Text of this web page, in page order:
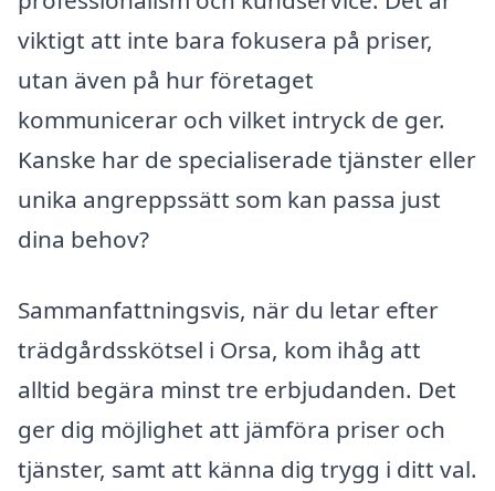
viktigt att inte bara fokusera på priser,
utan även på hur företaget
kommunicerar och vilket intryck de ger.
Kanske har de specialiserade tjänster eller
unika angreppssätt som kan passa just
dina behov?
Sammanfattningsvis, när du letar efter
trädgårdsskötsel i Orsa, kom ihåg att
alltid begära minst tre erbjudanden. Det
ger dig möjlighet att jämföra priser och
tjänster, samt att känna dig trygg i ditt val.